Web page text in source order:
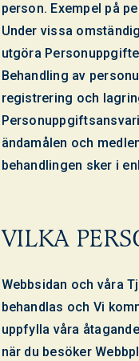
person. Exempel på
Under vissa
utgöra
Behandling av
registrering och
ändamålen och
behandlingen sker i
VILKA
Webbsidan och våra
behandlas och Vi
uppfylla våra
när du besöker